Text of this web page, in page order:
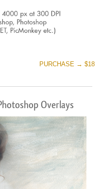
PURCHASE → $18
Overlays